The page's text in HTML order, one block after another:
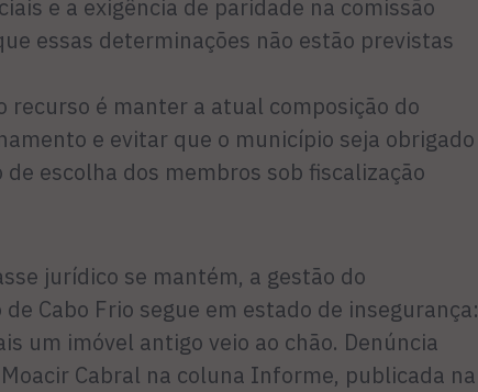
e a exigência de paridade na comissão
essas determinações não estão previstas
recurso é manter a atual composição do
e evitar que o município seja obrigado
escolha dos membros sob fiscalização
jurídico se mantém, a gestão do
Cabo Frio segue em estado de insegurança:
um imóvel antigo veio ao chão. Denúncia
Cabral na coluna Informe, publicada na